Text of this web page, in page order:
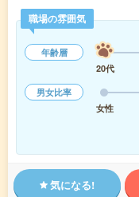
職場の雰囲気
年齢層
20代
男女比率
女性
気になる!